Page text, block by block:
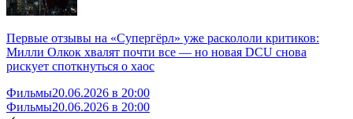
Первые отзывы на «Супергёрл» уже раскололи критиков:
Милли Олкок хвалят почти все — но новая DCU снова
рискует споткнуться о хаос
Фильмы20.06.2026 в 20:00
Фильмы20.06.2026 в 20:00